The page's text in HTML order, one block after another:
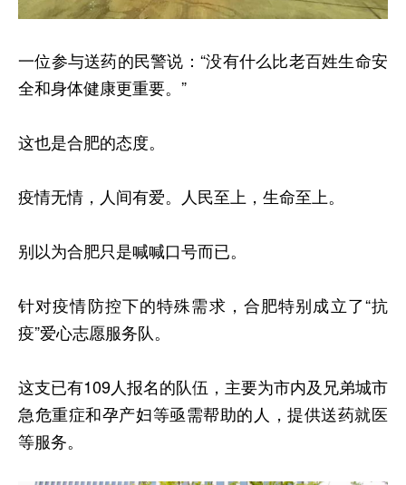
一位参与送药的民警说：“没有什么比老百姓生命安
全和身体健康更重要。”
这也是合肥的态度。
疫情无情，人间有爱。人民至上，生命至上。
别以为合肥只是喊喊口号而已。
针对疫情防控下的特殊需求，合肥特别成立了“抗
疫”爱心志愿服务队。
这支已有109人报名的队伍，主要为市内及兄弟城市
急危重症和孕产妇等亟需帮助的人，提供送药就医
等服务。